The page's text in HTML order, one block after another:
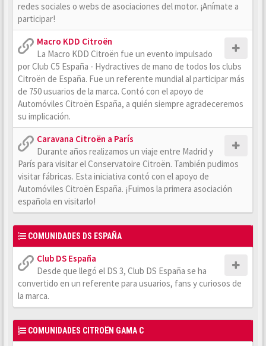
redes sociales o webs de asociaciones del motor. ¡Anímate a
participar!
Macro KDD Citroën
La Macro KDD Citroën fue un evento impulsado
por Club C5 España - Hydractives de mano de todos los clubs
Citroën de España. Fue un referente mundial al participar más
de 750 usuarios de la marca. Contó con el apoyo de
Automóviles Citroën España, a quién siempre agradeceremos
su implicación.
Caravana Citroën a París
Durante años realizamos un viaje entre Madrid y
París para visitar el Conservatoire Citroën. También pudimos
visitar fábricas. Esta iniciativa contó con el apoyo de
Automóviles Citroën España. ¡Fuimos la primera asociación
española en visitarlo!
COMUNIDADES DS ESPAÑA
Club DS España
Desde que llegó el DS 3, Club DS España se ha
convertido en un referente para usuarios, fans y curiosos de
la marca.
COMUNIDADES CITROËN GAMA C